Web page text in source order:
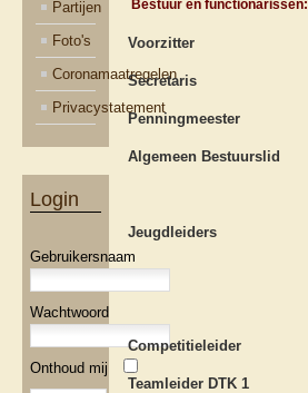
Partijen
Foto's
Coronamaatregelen
Privacystatement
Login
Gebruikersnaam
Wachtwoord
Onthoud mij
Bestuur en functionarissen:
Voorzitter
Secretaris
Penningmeester
Algemeen Bestuurslid
Jeugdleiders
Competitieleider
Teamleider DTK 1